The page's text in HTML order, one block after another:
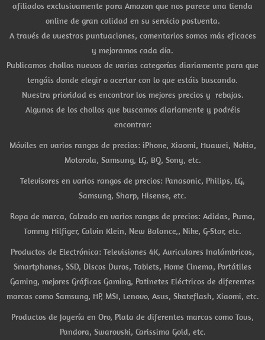
afiliados exclusivamente para Amazon que nos parece una tienda
online de gran calidad en su servicio postventa.
A través de vuestras puntuaciones, comentarios somos más eficaces
y mejoramos cada día.
Publicamos chollos nuevos de varias categorías diariamente para que
tengáis donde elegir o acertar con lo que estáis buscando.
Nuestra prioridad es encontrar los mejores precios y rebajas.
Algunos de los chollos que buscamos diariamente y podréis
encontrar:
Móviles en varios rangos de precios: iPhone, Xiaomi, Huawei, Nokia,
Motorola, Samsung, LG, BQ, Sony, etc.
Televisores en varios rangos de precios: Panasonic, Philips, LG,
Samsung, Sharp, Hisense, etc.
Ropa de marca, Calzado en varios rangos de precios: Adidas, Puma,
Tommy Hilfiger, Calvin Klein, New Balance,, Nike, G-Star, etc.
Productos de Electrónica: Televisiones 4K, Auriculares Inalámbricos,
Smartphones, SSD, Discos Duros, Tablets, Home Cinema, Portátiles
Gaming, mejores Gráficas Gaming, Patinetes Eléctricos de diferentes
marcas como Samsung, HP, MSI, Lenovo, Asus, Skateflash, Xiaomi, etc.
Productos de Joyería en Oro, Plata de diferentes marcas como Tous,
Pandora, Swarovski, Carissima Gold, etc.